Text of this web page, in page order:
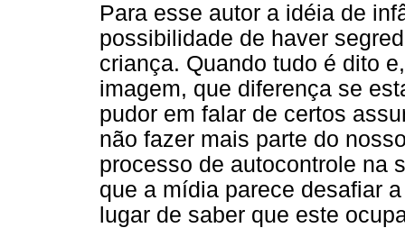
Para esse autor a idéia de
possibilidade de haver
criança. Quando tudo é dito
imagem, que diferença se
pudor em falar de certos
não fazer mais parte do
processo de autocontrole na
que a mídia parece desafiar
lugar de saber que este